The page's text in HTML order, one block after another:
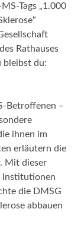
Tags „1.000
Rathauses
bleibst du:
Betroffenen –
ihnen im
erläutern die
Mit dieser
Institutionen
die DMSG
abbauen